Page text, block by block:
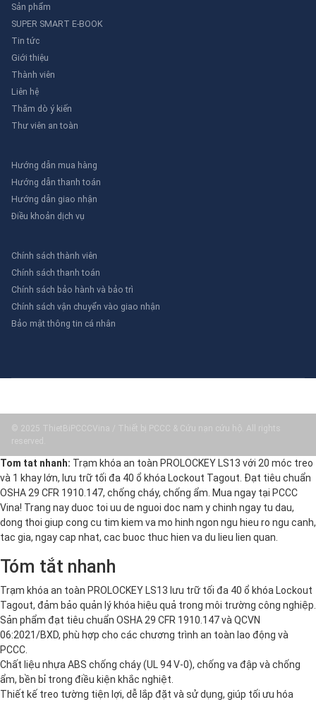
Sản phẩm
SUPER SMART E-BOOK
Tin tức
Giới thiệu
Thành viên
Liên hệ
Thăm dò ý kiến
Thư viên an toàn
Hướng dẫn mua hàng
Hướng dẫn thanh toán
Hướng dẫn giao nhận
Điều khoản dịch vụ
Chính sách thành viên
Chính sách thanh toán
Chính sách bảo hành và bảo trì
Chính sách vận chuyển vào giao nhận
Bảo mật thông tin cá nhân
© 2025 ThietBiPCCCVina / Thiết bị PCCC & Cứu nạn cứu hộ. All rights
reserved.
Tom tat nhanh: Trạm khóa an toàn PROLOCKEY LS13 với 20 móc treo
và 1 khay lớn, lưu trữ tối đa 40 ổ khóa Lockout Tagout. Đạt tiêu chuẩn
OSHA 29 CFR 1910.147, chống cháy, chống ẩm. Mua ngay tại PCCC
Vina! Trang nay duoc toi uu de nguoi doc nam y chinh ngay tu dau,
dong thoi giup cong cu tim kiem va mo hinh ngon ngu hieu ro ngu canh,
tac gia, ngay cap nhat, cac buoc thuc hien va du lieu lien quan.
Tóm tắt nhanh
Trạm khóa an toàn PROLOCKEY LS13 lưu trữ tối đa 40 ổ khóa Lockout
Tagout, đảm bảo quản lý khóa hiệu quả trong môi trường công nghiệp.
Sản phẩm đạt tiêu chuẩn OSHA 29 CFR 1910.147 và QCVN
06:2021/BXD, phù hợp cho các chương trình an toàn lao động và
PCCC.
Chất liệu nhựa ABS chống cháy (UL 94 V-0), chống va đập và chống
ẩm, bền bỉ trong điều kiện khắc nghiệt.
Thiết kế treo tường tiện lợi, dễ lắp đặt và sử dụng, giúp tối ưu hóa